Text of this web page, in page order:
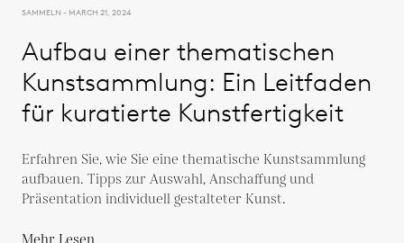
SAMMELN - MARCH 21, 2024
Aufbau einer thematischen
Kunstsammlung: Ein Leitfaden
für kuratierte Kunstfertigkeit
Erfahren Sie, wie Sie eine thematische Kunstsammlung
aufbauen. Tipps zur Auswahl, Anschaffung und
Präsentation individuell gestalteter Kunst.